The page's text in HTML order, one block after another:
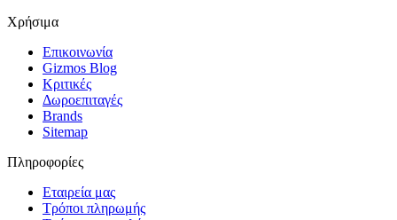
Χρήσιμα
Επικοινωνία
Gizmos Blog
Κριτικές
Δωροεπιταγές
Brands
Sitemap
Πληροφορίες
Εταιρεία μας
Τρόποι πληρωμής